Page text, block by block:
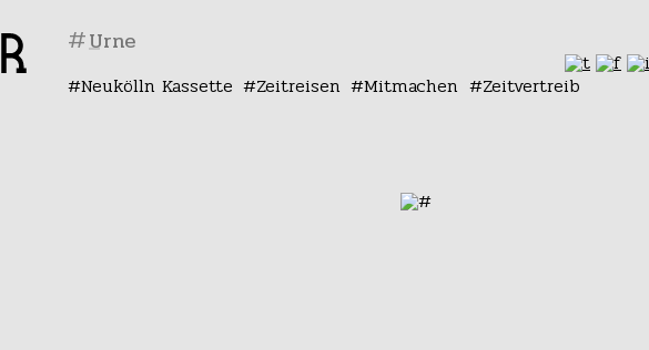
#
Neukölln Kassette Zeitreisen Mitmachen Zeitvertreib